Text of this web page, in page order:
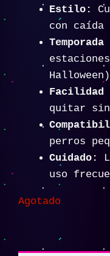
Estilo:
con caída
Halloween)
Facilidad
quitar sin
perros
Cuidado:
uso
Agotado